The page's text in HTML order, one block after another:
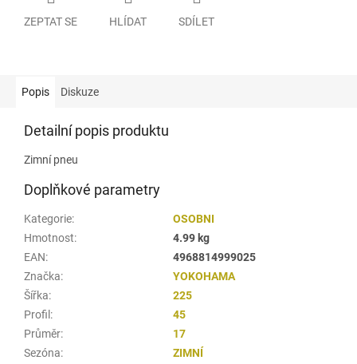
ZEPTAT SE HLÍDAT SDÍLET
Popis Diskuze
Detailní popis produktu
Zimní pneu
Doplňkové parametry
Kategorie:
OSOBNI
Hmotnost:
4.99 kg
EAN:
4968814999025
Značka:
YOKOHAMA
Šířka:
225
Profil :
45
Průměr:
17
Sezóna:
ZIMNÍ